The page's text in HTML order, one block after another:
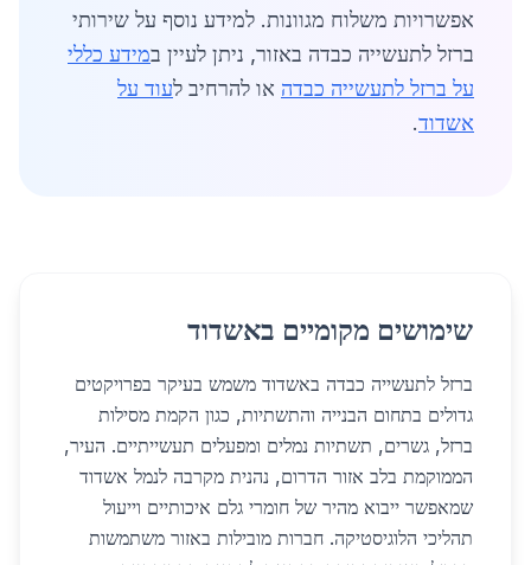
אפשרויות משלוח מגוונות. למידע נוסף על שירותי
ברזל לתעשייה כבדה באזור, ניתן לעיין במידע כללי
על ברזל לתעשייה כבדה או להרחיב לעוד על
אשדוד.
שימושים מקומיים באשדוד
ברזל לתעשייה כבדה באשדוד משמש בעיקר בפרויקטים
גדולים בתחום הבנייה והתשתיות, כגון הקמת מסילות
ברזל, גשרים, תשתיות נמלים ומפעלים תעשייתיים. העיר,
הממוקמת בלב אזור הדרום, נהנית מקרבה לנמל אשדוד
שמאפשר ייבוא מהיר של חומרי גלם איכותיים וייעול
תהליכי הלוגיסטיקה. חברות מובילות באזור משתמשות